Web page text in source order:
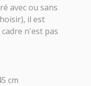
avec ou sans
il est
n'est pas
cm